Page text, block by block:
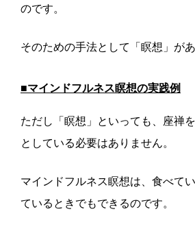
のです。
そのための手法として「瞑想」があ
■マインドフルネス瞑想の実践例
ただし「瞑想」といっても、座禅
としている必要はありません。
マインドフルネス瞑想は、食べて
ているときでもできるのです。